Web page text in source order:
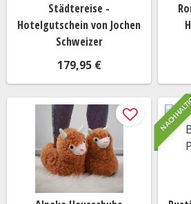
Städtereise -
Hotelgutschein von Jochen
Schweizer
179,95 €